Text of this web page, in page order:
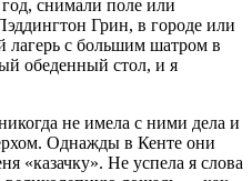
снимали поле или
Грин, в городе или
лагерь с большим шатром в
обеденный стол, и я
не имела с ними дела и
Однажды в Кенте они
«казачку». Не успела я слова